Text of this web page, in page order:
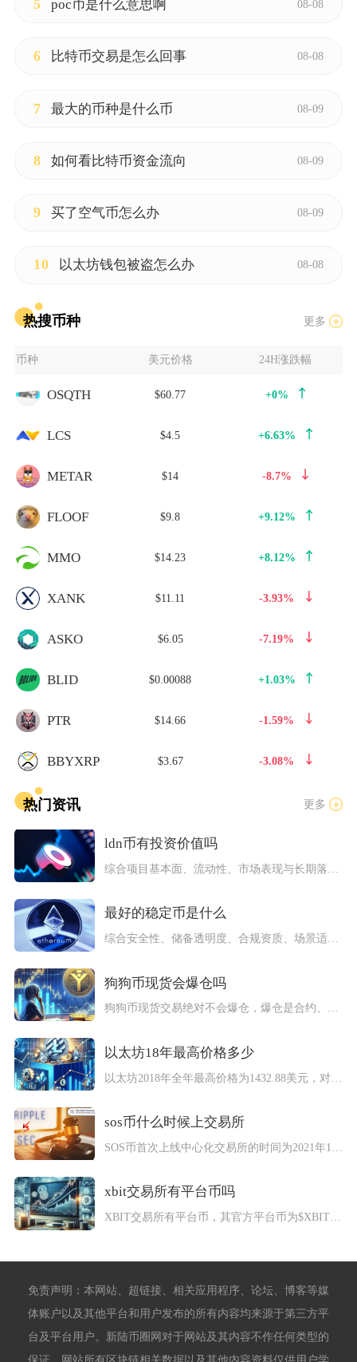
5 poc币是什么意思啊 08-08
6 比特币交易是怎么回事 08-08
7 最大的币种是什么币 08-09
8 如何看比特币资金流向 08-09
9 买了空气币怎么办 08-09
10 以太坊钱包被盗怎么办 08-08
热搜币种 更多
币种 美元价格 24H涨跌幅
OSQTH $60.77 +0%
LCS $4.5 +6.63%
METAR $14 -8.7%
FLOOF $9.8 +9.12%
MMO $14.23 +8.12%
XANK $11.11 -3.93%
ASKO $6.05 -7.19%
BLID $0.00088 +1.03%
PTR $14.66 -1.59%
BBYXRP $3.67 -3.08%
热门资讯 更多
ldn币有投资价值吗
最好的稳定币是什么
综合安全性、储备透明度、合规资质、场景适配与长期抗风险能力来...
狗狗币现货会爆仓吗
狗狗币现货交易绝对不会爆仓，爆仓是合约、杠杆现货等保证金交易...
以太坊18年最高价格多少
以太坊2018年全年最高价格为1432.88美元，对应北京时...
sos币什么时候上交易所
xbit交易所有平台币吗
XBIT交易所有平台币，其官方平台币为$XBIT，基于Sol...
免责声明：本网站、超链接、相关应用程序、论坛、博客等媒
体账户以及其他平台和用户发布的所有内容均来源于第三方平
台及平台用户。新陆币圈网对于网站及其内容不作任何类型的